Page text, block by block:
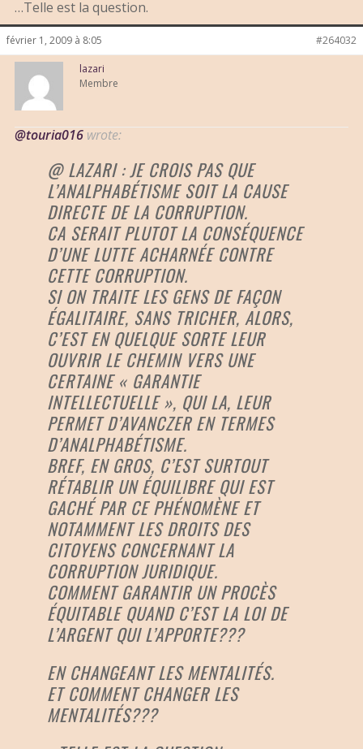
…Telle est la question.
février 1, 2009 à 8:05 #264032
lazari
Membre
@touria016 wrote:
@ LAZARI : JE CROIS PAS QUE
L’ANALPHABÉTISME SOIT LA CAUSE
DIRECTE DE LA CORRUPTION.
CA SERAIT PLUTOT LA CONSÉQUENCE
D’UNE LUTTE ACHARNÉE CONTRE
CETTE CORRUPTION.
SI ON TRAITE LES GENS DE FAÇON
ÉGALITAIRE, SANS TRICHER, ALORS,
C’EST EN QUELQUE SORTE LEUR
OUVRIR LE CHEMIN VERS UNE
CERTAINE « GARANTIE
INTELLECTUELLE », QUI LA, LEUR
PERMET D’AVANCZER EN TERMES
D’ANALPHABÉTISME.
BREF, EN GROS, C’EST SURTOUT
RÉTABLIR UN ÉQUILIBRE QUI EST
GACHÉ PAR CE PHÉNOMÈNE ET
NOTAMMENT LES DROITS DES
CITOYENS CONCERNANT LA
CORRUPTION JURIDIQUE.
COMMENT GARANTIR UN PROCÈS
ÉQUITABLE QUAND C’EST LA LOI DE
L’ARGENT QUI L’APPORTE???
EN CHANGEANT LES MENTALITÉS.
ET COMMENT CHANGER LES
MENTALITÉS???